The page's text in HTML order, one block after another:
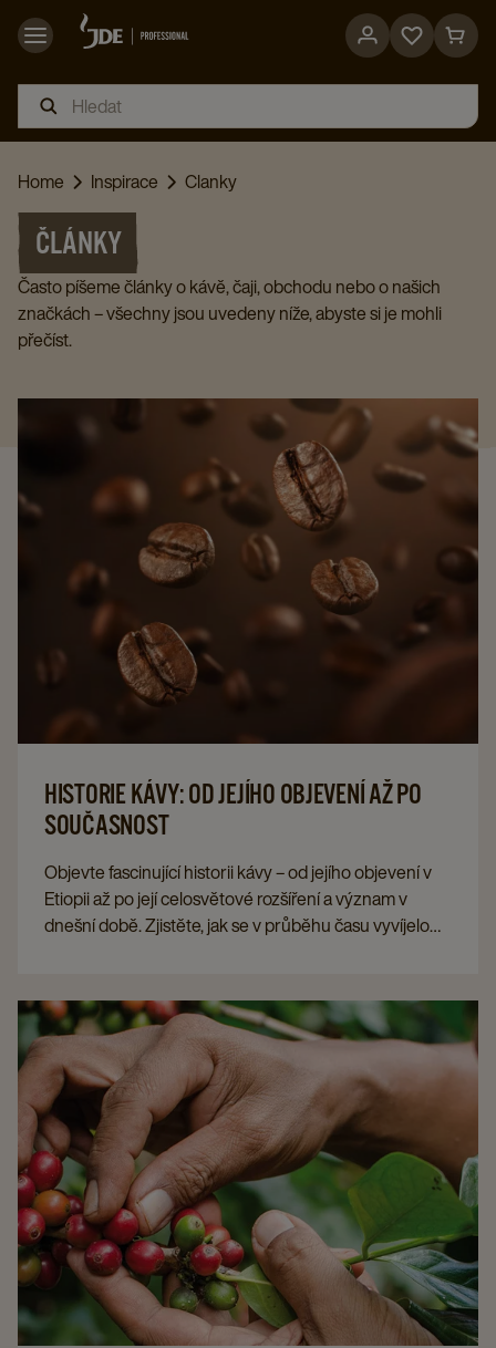
Go
page
Go
page
Home Inspirace Clanky
ČLÁNKY
Často píšeme články o kávě, čaji, obchodu nebo o našich
značkách – všechny jsou uvedeny níže, abyste si je mohli
přečíst.
HISTORIE KÁVY: OD JEJÍHO OBJEVENÍ AŽ PO
SOUČASNOST
Objevte fascinující historii kávy – od jejího objevení v
Etiopii až po její celosvětové rozšíření a význam v
dnešní době. Zjistěte, jak se v průběhu času vyvíjelo